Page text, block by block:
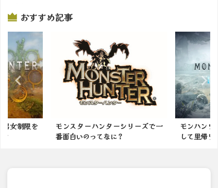
おすすめ記事
女制限を
モンスターハンターシリーズで一
番面白いのってなに？
モンハンワ
して里帰